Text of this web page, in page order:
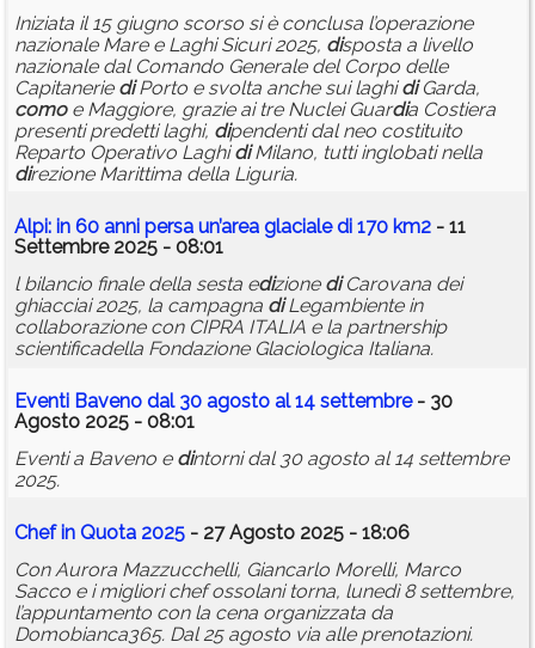
Iniziata il 15 giugno scorso si è conclusa l’operazione
nazionale Mare e Laghi Sicuri 2025, disposta a livello
nazionale dal Comando Generale del Corpo delle
Capitanerie diPorto e svolta anche sui laghidiGarda,
comoe Maggiore, grazie ai tre Nuclei Guardia Costiera
presenti predetti laghi, dipendenti dal neo costituito
Reparto Operativo LaghidiMilano, tutti inglobati nella
direzione Marittima della Liguria.
Alpi: in 60 anni persa un’area glacialedi 170 km2 - 11
Settembre 2025 - 08:01
l bilancio finale della sesta edizione diCarovana dei
ghiacciai 2025, la campagna diLegambiente in
collaborazione con CIPRA ITALIA e la partnership
scientificadella Fondazione Glaciologica Italiana.
Eventi Baveno dal 30 agosto al 14 settembre- 30
Agosto 2025 - 08:01
Eventi a Baveno e dintorni dal 30 agosto al 14 settembre
2025.
Chef in Quota 2025 - 27 Agosto 2025 - 18:06
Con Aurora Mazzucchelli, Giancarlo Morelli, Marco
Sacco e i migliori chef ossolani torna, lunedì 8 settembre,
l’appuntamento con la cena organizzata da
Domobianca365. Dal 25 agosto via alle prenotazioni.